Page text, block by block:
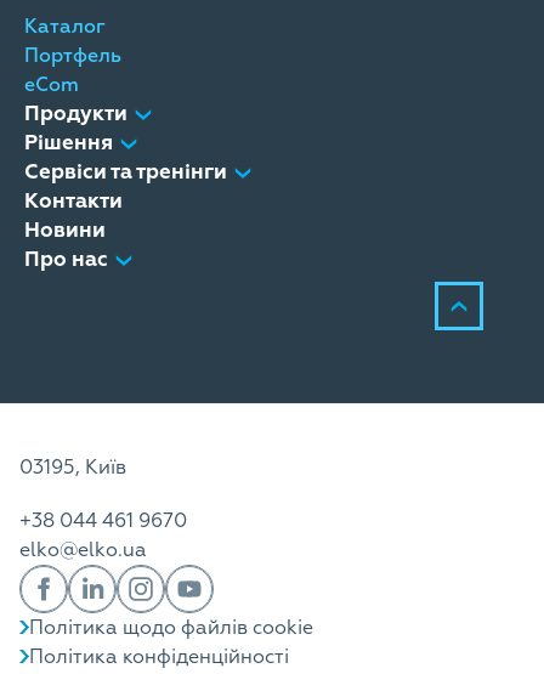
Каталог
Портфель
eCom
Продукти
Рішення
Сервіси та тренінги
Контакти
Новини
Про нас
03195, Київ
+38 044 461 9670
elko@elko.ua
Політика щодо файлів cookie
Політика конфіденційності